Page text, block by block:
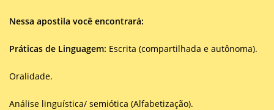
Nessa apostila você encontrará:
Práticas de Linguagem: Escrita (compartilhada e autônoma).
Oralidade.
Análise linguística/ semiótica (Alfabetização).